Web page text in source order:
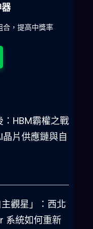
，提高中獎率
：HBM霸權之戰
片供應鏈與自
觀星」：西北
系統如何重新